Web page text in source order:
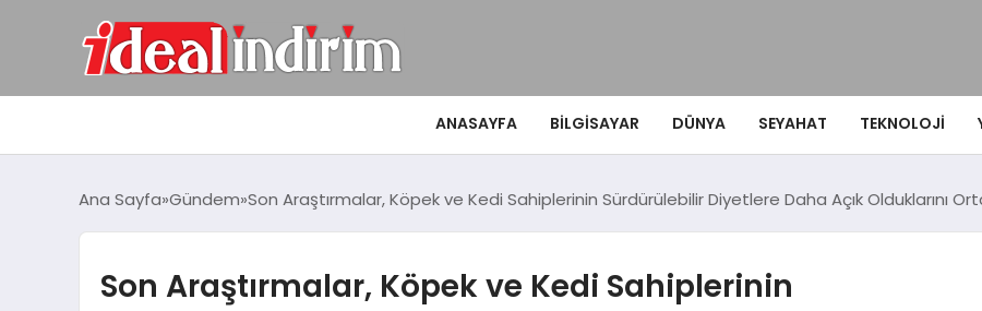
ANASAYFA BILGISAYAR DÜNYA SEYAHAT TEKNOLOJI
Ana Sayfa Gündem Son Araştırmalar, Köpek ve Kedi Sahiplerinin Sürdürülebilir Diyetlere Daha Açık Olduklarını
Son Araştırmalar, Köpek ve Kedi Sahiplerinin